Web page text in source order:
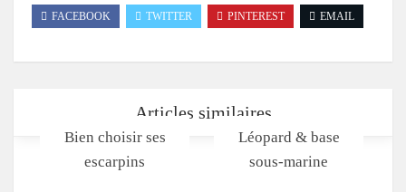
FACEBOOK TWITTER PINTEREST EMAIL
Articles similaires
Bien choisir ses
escarpins
Léopard & base
sous-marine